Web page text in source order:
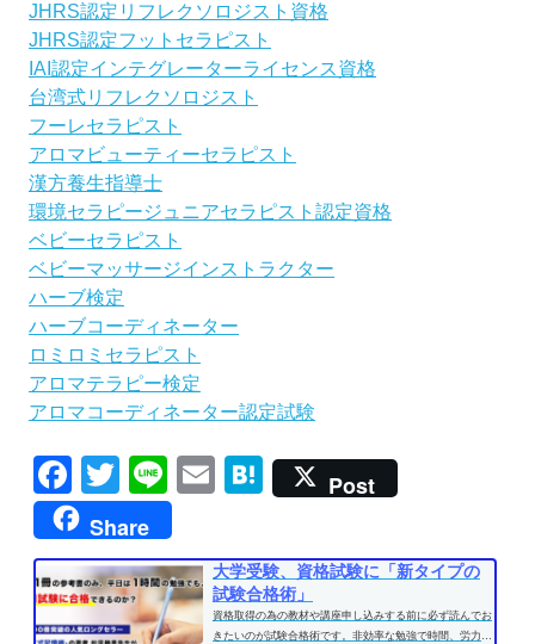
JHRS認定リフレクソロジスト資格
JHRS認定フットセラピスト
IAI認定インテグレーターライセンス資格
台湾式リフレクソロジスト
フーレセラピスト
アロマビューティーセラピスト
漢方養生指導士
環境セラピージュニアセラピスト認定資格
ベビーセラピスト
ベビーマッサージインストラクター
ハーブ検定
ハーブコーディネーター
ロミロミセラピスト
アロマテラピー検定
アロマコーディネーター認定試験
Facebook
TwitterLineEmailHatena
Post
Share
大学受験、資格試験に「新タイプの
試験合格術」
資格取得の為の教材や講座申し込みする前に必ず読んでお
きたいのが試験合格術です。非効率な勉強で時間、労力を